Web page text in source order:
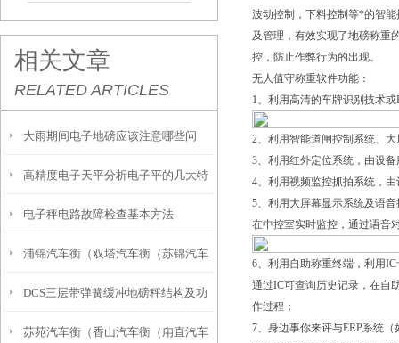
相关文章
RELATED ARTICLES
大雨期间电子地磅应该注意哪些问
题？
高精度电子天平分析电子平的几大特
性及使用注意事项
电子秤电路故障检查基本方法
浦锦汽车衡（双塔汽车衡（苏锦汽车
衡）娄门汽车衡）桃花坞汽车衡维修
DCS三层带弹簧缓冲地磅秤结构及功
能说明
苏苑汽车衡（香山汽车衡（甪直汽车
波动控制，下料控制等*的智
及管理，有效实现了地磅称重
控，防止作弊行为的出现。
无人值守称重软件功能：
1、利用高清的车牌识别技术
2、利用智能道闸控制系统、
3、利用红外定位系统，由设
4、利用视频监控抓拍系统，
5、利用大屏幕显示系统及语
在中控室实时监控，通过语音
6、利用自助称重终端，利用
通过IC可查询历史记录，在自
作过程；
7、身边事你来评与ERP系统